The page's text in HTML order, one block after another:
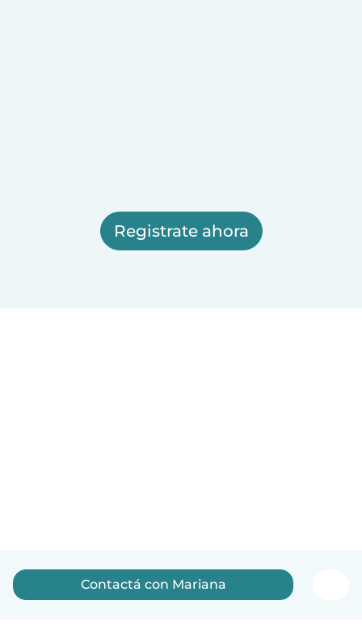
Registrate ahora
Contactá con Mariana